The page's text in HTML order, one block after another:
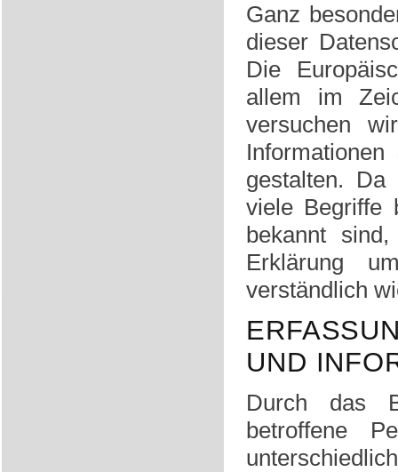
Ganz
dieser
Die
allem im
versuchen
gestalten. Da
viele Begriffe
bekannt
Erklärung
verständlich
UND
Durch das
betroffene